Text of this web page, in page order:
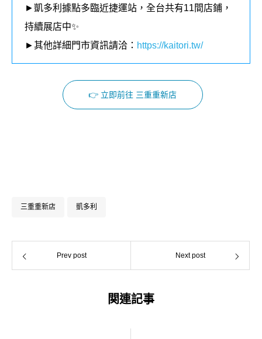
►凱多利據點多臨近捷運站，全台共有11間店鋪，
持續展店中✨
►其他詳細門市資訊請洽： https://kaitori.tw/
👉 立即前往 三重重新店
三重重新店 凱多利
Prev post Next post
関連記事